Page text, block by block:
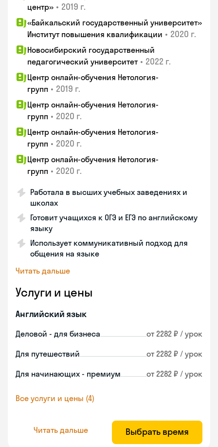
центр» • 2019 г.
«Байкальский государственный университет»
Институт повышения квалификации • 2020 г.
Новосибирский государственный
педагогический университет • 2022 г.
Центр онлайн-обучения Нетология-
групп • 2019 г.
Центр онлайн-обучения Нетология-
групп • 2020 г.
Центр онлайн-обучения Нетология-
групп • 2020 г.
Центр онлайн-обучения Нетология-
групп • 2020 г.
Работала в высших учебных заведениях и
школах
Готовит учащихся к ОГЭ и ЕГЭ по английскому
языку
Использует коммуникативный подход для
общения на языке
Читать дальше
Услуги и цены
Английский язык
Деловой - для бизнеса от 2282 ₽ / урок
Для путешествий от 2282 ₽ / урок
Для начинающих - премиум от 2282 ₽ / урок
Все услуги и цены (4)
Читать дальше Выбрать время